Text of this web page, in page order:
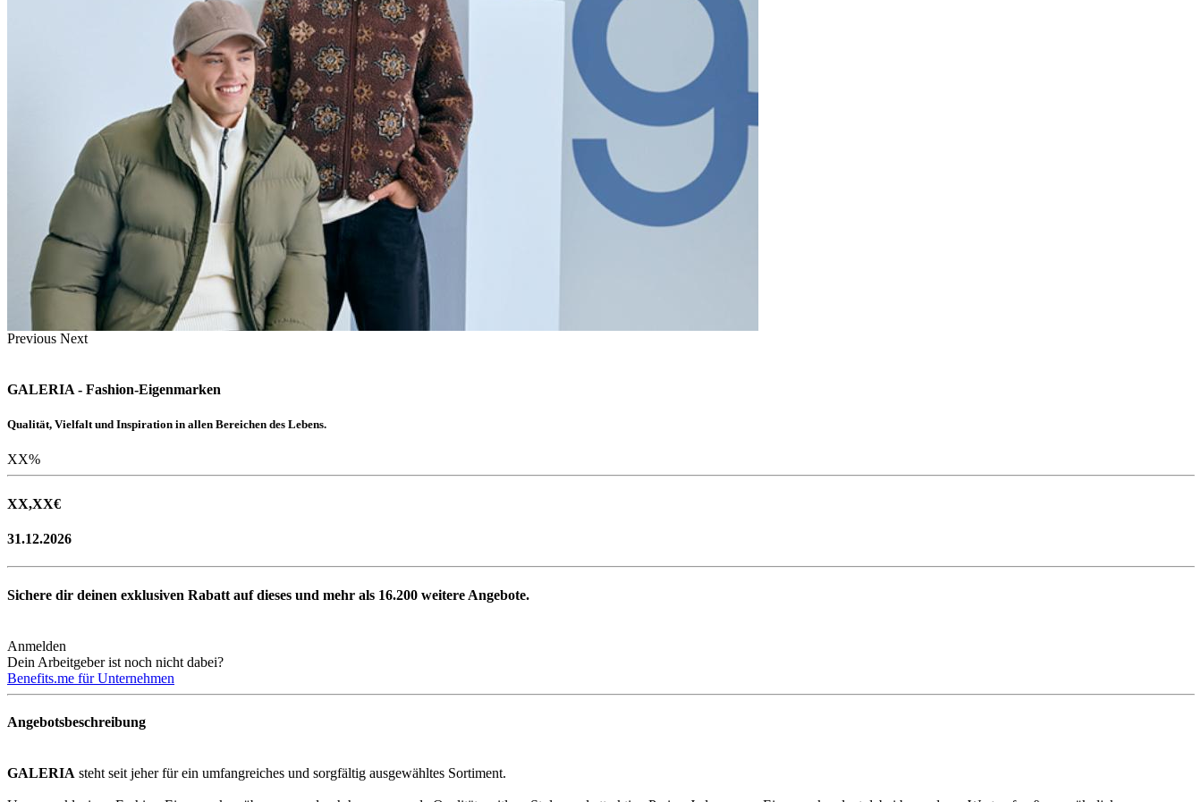
Previous Next
GALERIA - Fashion-Eigenmarken
Qualität, Vielfalt und Inspiration in allen Bereichen des Lebens.
XX%
XX,XX€
31.12.2026
Sichere dir deinen exklusiven Rabatt auf dieses und mehr als 16.200 weitere Angebote.
Anmelden
Dein Arbeitgeber ist noch nicht dabei?
Benefits.me für Unternehmen
Angebotsbeschreibung
GALERIA steht seit jeher für ein umfangreiches und sorgfältig ausgewähltes Sortiment.